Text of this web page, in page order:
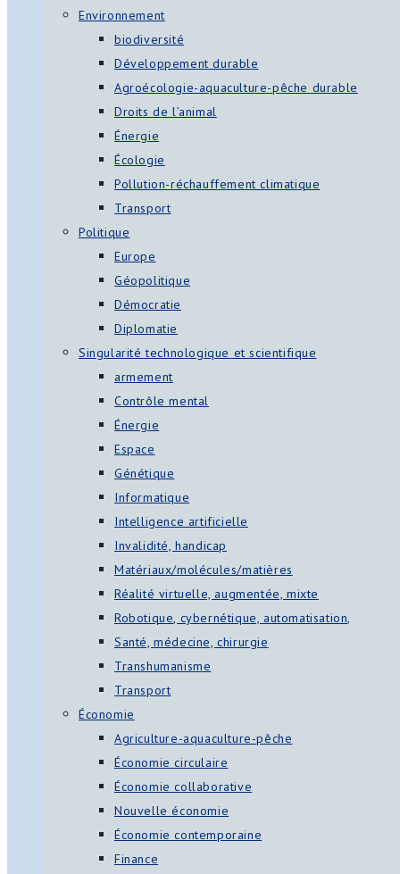
Environnement
biodiversité
Développement durable
Agroécologie-aquaculture-pêche durable
Droits de l’animal
Énergie
Écologie
Pollution-réchauffement climatique
Transport
Politique
Europe
Géopolitique
Démocratie
Diplomatie
Singularité technologique et scientifique
armement
Contrôle mental
Énergie
Espace
Génétique
Informatique
Intelligence artificielle
Invalidité, handicap
Matériaux/molécules/matières
Réalité virtuelle, augmentée, mixte
Robotique, cybernétique, automatisation,
Santé, médecine, chirurgie
Transhumanisme
Transport
Économie
Agriculture-aquaculture-pêche
Économie circulaire
Économie collaborative
Nouvelle économie
Économie contemporaine
Finance